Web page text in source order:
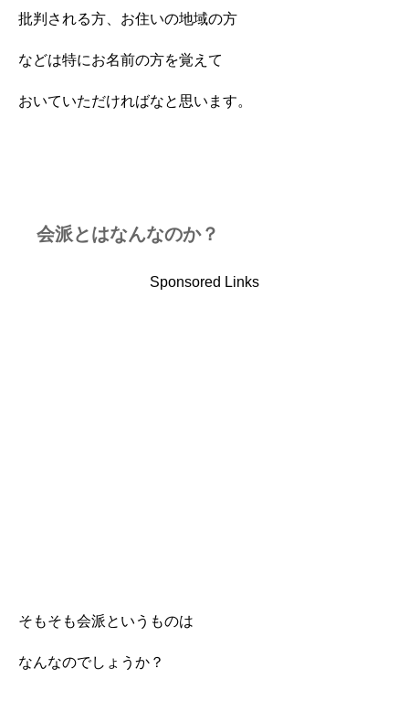
批判される方、お住いの地域の方
などは特にお名前の方を覚えて
おいていただければなと思います。
会派とはなんなのか？
Sponsored Links
そもそも会派というものは
なんなのでしょうか？